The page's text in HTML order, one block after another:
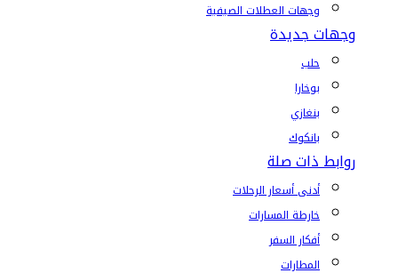
وجهات العطلات الصيفية
وجهات جديدة
حلب
بوخارا
بنغازي
بانكوك
روابط ذات صلة
أدنى أسعار الرحلات
خارطة المسارات
أفكار السفر
المطارات